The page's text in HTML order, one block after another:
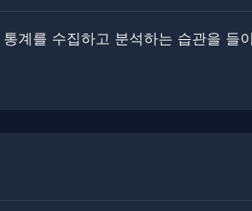
계를 수집하고 분석하는 습관을 들